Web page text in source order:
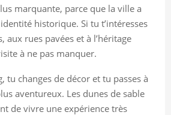
marquante, parce que la ville a
historique. Si tu t’intéresses
aux rues pavées et à l’héritage
à ne pas manquer.
tu changes de décor et tu passes à
aventureux. Les dunes de sable
de vivre une expérience très